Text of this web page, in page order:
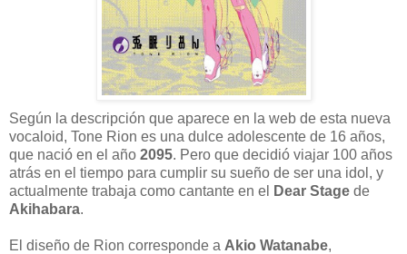
Según la descripción que aparece en la web de esta nueva
vocaloid, Tone Rion es una dulce adolescente de 16 años,
que nació en el año 2095. Pero que decidió viajar 100 años
atrás en el tiempo para cumplir su sueño de ser una idol, y
actualmente trabaja como cantante en el
Dear Stage de
Akihabara.
El diseño de Rion corresponde a Akio Watanabe,